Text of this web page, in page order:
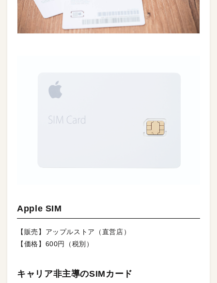
Apple SIM
【販売】アップルストア（直営店）
【価格】600円（税別）
キャリア非主導のSIMカード